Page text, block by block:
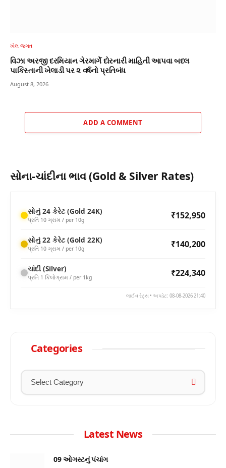
ખેલ જગત
વિઝા અરજી દરમિયાન ગેરમાર્ગે દોરનારી માહિતી આપવા બદલ
પાકિસ્તાની ખેલાડી પર ૨ વર્ષનો પ્રતિબંધ
August 8, 2026
ADD A COMMENT
સોના-ચાંદીના ભાવ (Gold & Silver Rates)
સોનું 24 કેરેટ (Gold 24K)
પ્રતિ 10 ગ્રામ / per 10g ₹152,950
સોનું 22 કેરેટ (Gold 22K)
પ્રતિ 10 ગ્રામ / per 10g ₹140,200
ચાંદી (Silver)
પ્રતિ 1 કિલોગ્રામ / per 1kg ₹224,340
લાઈવ રેટ્સ • અપડેટ: 08-08-2026 21:40
Categories
Latest News
09 ઓગસ્ટનું પંચાંગ